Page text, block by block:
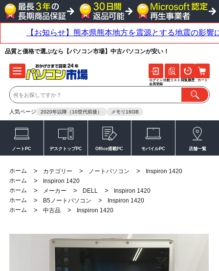
品質と価格で選ぶなら【パソコン市場】中古パソコンが安い！
人気ページ 2020年以降（10世代前後） メモリ16GB
ログイン
会員登録
比較リスト 閲覧履歴 カート
ノートPC デスクトップPC Office搭載PC モバイルPC 店舗一覧
ホーム > カテゴリー > ノートパソコン >
Inspiron 1420
ホーム
>
Inspiron 1420
ホーム
> メーカー > DELL >
Inspiron 1420
ホーム
> B5ノートパソコン >
Inspiron 1420
ホーム
> 中古品 > Inspiron 1420